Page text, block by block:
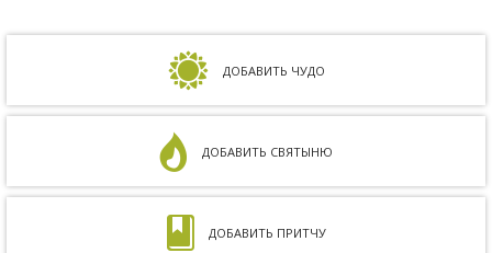
ДОБАВИТЬ ЧУДО
ДОБАВИТЬ СВЯТЫНЮ
ДОБАВИТЬ ПРИТЧУ